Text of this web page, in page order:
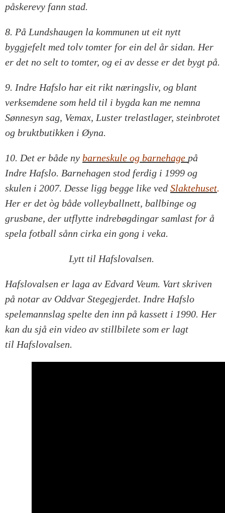
påskerevy fann stad.
8. På Lundshaugen la kommunen ut eit nytt
byggjefelt med tolv tomter for ein del år sidan. Her
er det no selt to tomter, og ei av desse er det bygt på.
9. Indre Hafslo har eit rikt næringsliv, og blant
verksemdene som held til i bygda kan me nemna
Sønnesyn sag, Vemax, Luster trelastlager, steinbrotet
og bruktbutikken i Øyna.
10. Det er både ny barneskule og barnehage på
Indre Hafslo. Barnehagen stod ferdig i 1999 og
skulen i 2007. Desse ligg begge like ved Slaktehuset.
Her er det òg både volleyballnett, ballbinge og
grusbane, der utflytte indrebøgdingar samlast for å
spela fotball sånn cirka ein gong i veka.
Lytt til Hafslovalsen.
Hafslovalsen er laga av Edvard Veum. Vart skriven
på notar av Oddvar Stegegjerdet. Indre Hafslo
spelemannslag spelte den inn på kassett i 1990. Her
kan du sjå ein video av stillbilete som er lagt
til Hafslovalsen.